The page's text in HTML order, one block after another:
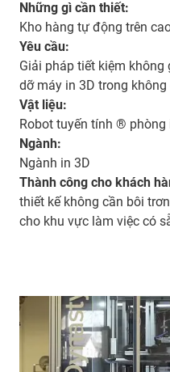
Những gì cần thiết:
Kho hàng tự động trên
Yêu cầu:
Giải pháp tiết kiệm không
dỡ máy in 3D trong
Vật liệu:
Robot tuyến tính ®
Ngành:
Ngành in 3D
Thành công cho khách
thiết kế không cần bôi
cho khu vực làm việc có